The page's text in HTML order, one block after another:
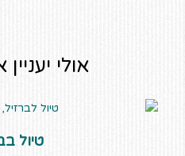
אולי
טיול